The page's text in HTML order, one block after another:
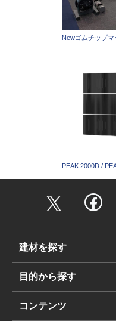
Newゴムチップマ
PEAK 2000D /
建材を探す
目的から探す
コンテンツ